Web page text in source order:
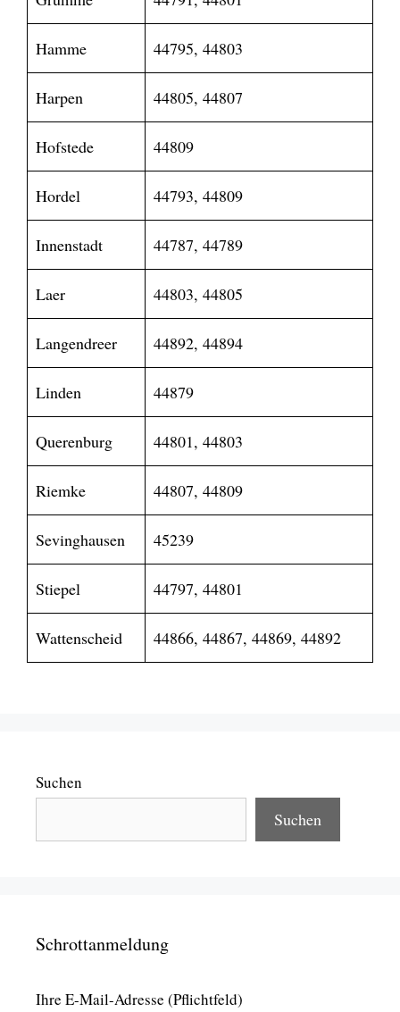
Hamme 44795, 44803
Harpen 44805, 44807
Hofstede 44809
Hordel 44793, 44809
Innenstadt 44787, 44789
Laer 44803, 44805
Langendreer 44892, 44894
Linden 44879
Querenburg 44801, 44803
Riemke 44807, 44809
Sevinghausen 45239
Stiepel 44797, 44801
Wattenscheid 44866, 44867, 44869, 44892
Suchen
Suchen
Schrottanmeldung
Ihre E-Mail-Adresse (Pflichtfeld)